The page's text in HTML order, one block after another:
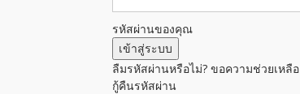
รหัสผ่านของคุณ
ลืมรหัสผ่านหรือไม่? ขอความช่วยเหลือ
กู้คืนรหัสผ่าน